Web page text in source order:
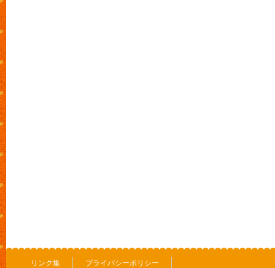
リンク集 プライバシーポリシー